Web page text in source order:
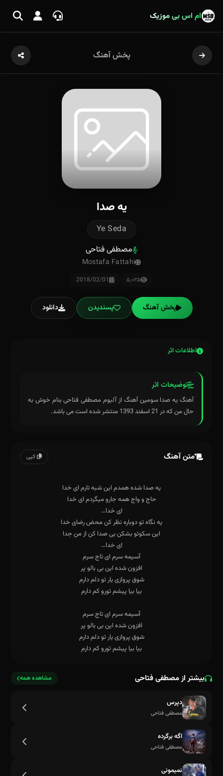
ام اس بی موزیک
پخش آهنگ
یه صدا
Ye Seda
مصطفی فتاحی
Mostafa Fattahi
۵٬۰۲۵ 2018/02/01
پخش آهنگ پسندیدن دانلود
اطلاعات اثر
توضیحات اثر
آهنگ یه صدا سومین آهنگ از آلبوم مصطفی فتاحی بنام خوش به
حال من که در 21 اسفند 1393 منتشر شده است می باشد.
متن آهنگ کپی
بیا بیا پیشم تورو کم دارم
بیشتر از مصطفی فتاحی مشاهده همه
دپرس
مصطفی فتاحی
اگه برگرده
مصطفی فتاحی
نمیمونی